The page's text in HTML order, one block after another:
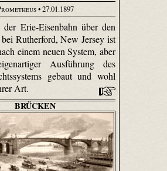
• 27.01.1897
Erie-Eisenbahn über den
Rutherford, New Jersey ist
einem neuen System, aber
Ausführung des
gebaut und wohl
Art.
BRÜCKEN